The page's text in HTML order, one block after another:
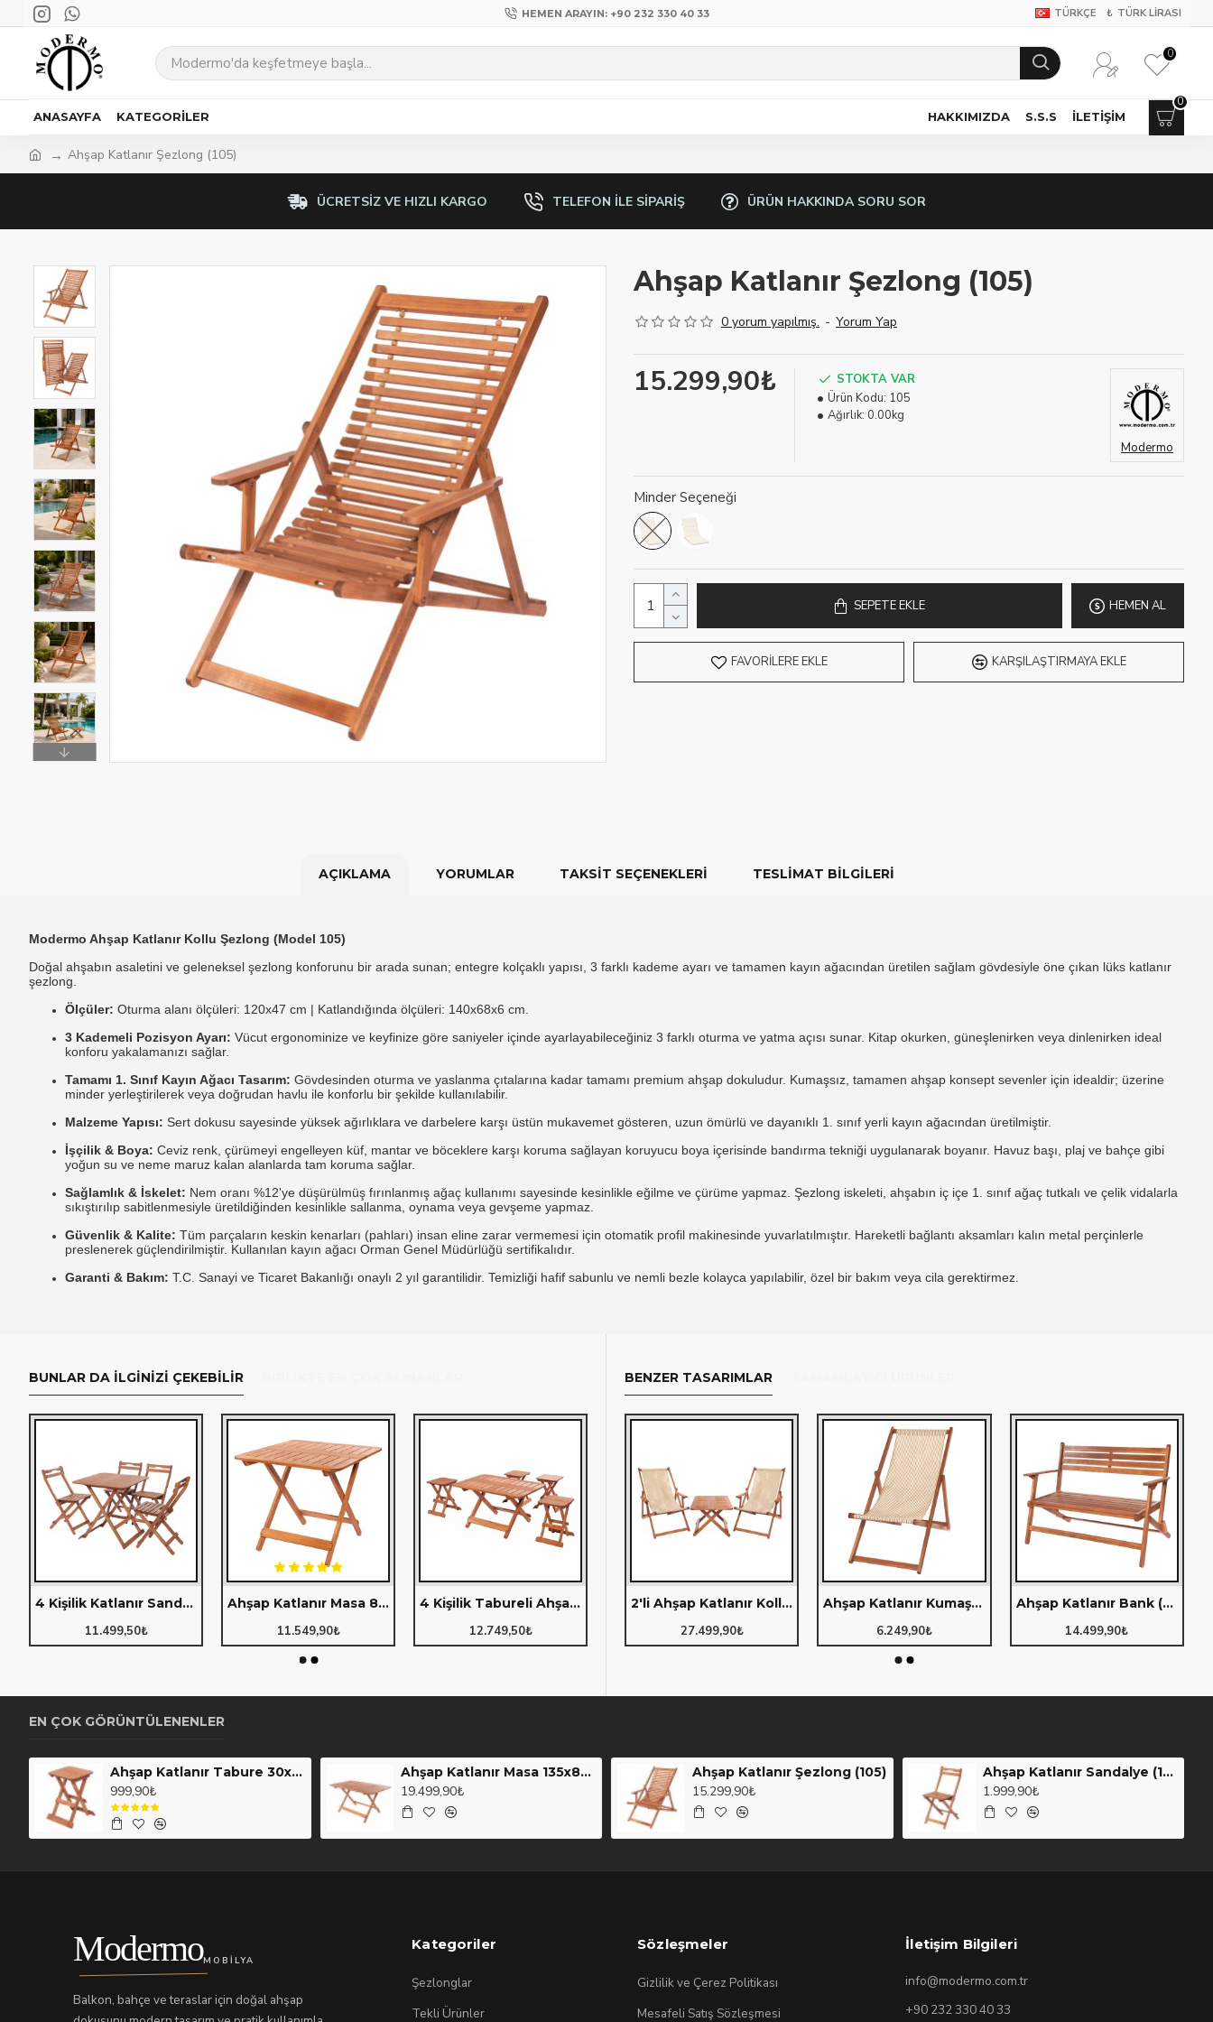
HEMEN ARAYIN: +90 232 330 40 33 TÜRKÇE ₺ TÜRK LIRASI
0
ANASAYFA KATEGORILER HAKKIMIZDA S.S.S İLETIŞIM
0
Ahşap Katlanır Şezlong (105)
ÜCRETSIZ VE HIZLI KARGO TELEFON ILE SIPARIŞ ÜRÜN HAKKINDA SORU SOR
Ahşap Katlanır Şezlong (105)
0 yorum yapılmış. - Yorum Yap
15.299,90₺
STOKTA VAR
Ürün Kodu: 105
Ağırlık: 0.00kg
Modermo
Minder Seçeneği
SEPETE EKLE HEMEN AL
FAVORILERE EKLE KARŞILAŞTIRMAYA EKLE
AÇIKLAMA YORUMLAR TAKSIT SEÇENEKLERI TESLIMAT BILGILERI
Modermo Ahşap Katlanır Kollu Şezlong (Model 105)
Doğal ahşabın asaletini ve geleneksel şezlong konforunu bir arada sunan; entegre kolçaklı yapısı, 3 farklı kademe ayarı ve tamamen kayın ağacından üretilen sağlam gövdesiyle öne çıkan lüks katlanır
şezlong.
Ölçüler: Oturma alanı ölçüleri: 120x47 cm | Katlandığında ölçüleri: 140x68x6 cm.
3 Kademeli Pozisyon Ayarı: Vücut ergonominize ve keyfinize göre saniyeler içinde ayarlayabileceğiniz 3 farklı oturma ve yatma açısı sunar. Kitap okurken, güneşlenirken veya dinlenirken ideal
konforu yakalamanızı sağlar.
Tamamı 1. Sınıf Kayın Ağacı Tasarım: Gövdesinden oturma ve yaslanma çıtalarına kadar tamamı premium ahşap dokuludur. Kumaşsız, tamamen ahşap konsept sevenler için idealdir; üzerine
minder yerleştirilerek veya doğrudan havlu ile konforlu bir şekilde kullanılabilir.
Malzeme Yapısı: Sert dokusu sayesinde yüksek ağırlıklara ve darbelere karşı üstün mukavemet gösteren, uzun ömürlü ve dayanıklı 1.
sınıf yerli kayın ağacından üretilmiştir.
İşçilik & Boya: Ceviz renk, çürümeyi engelleyen küf, mantar ve böceklere karşı koruma sağlayan koruyucu boya içerisinde bandırma tekniği uygulanarak boyanır. Havuz başı,
plaj ve bahçe gibi
yoğun su ve neme maruz kalan alanlarda tam koruma sağlar.
Sağlamlık & İskelet: Nem oranı %12'ye düşürülmüş fırınlanmış ağaç kullanımı sayesinde kesinlikle eğilme ve çürüme yapmaz. Şezlong iskeleti, ahşabın iç içe 1.
sınıf ağaç tutkalı ve çelik vidalarla
sıkıştırılıp sabitlenmesiyle üretildiğinden kesinlikle sallanma, oynama veya gevşeme yapmaz.
Güvenlik & Kalite: Tüm parçaların keskin kenarları (pahları) insan eline zarar vermemesi için otomatik profil makinesinde yuvarlatılmıştır. Hareketli bağlantı aksamları kalın metal perçinlerle
preslenerek güçlendirilmiştir. Kullanılan kayın ağacı Orman Genel Müdürlüğü sertifikalıdır.
Garanti & Bakım: T.C. Sanayi ve Ticaret Bakanlığı onaylı 2 yıl garantilidir. Temizliği hafif sabunlu ve nemli bezle kolayca yapılabilir, özel bir bakım veya cila gerektirmez.
BUNLAR DA İLGINIZI ÇEKEBILIR
4 Kişilik Katlanır Sandalyeli Oturma Grubu - 70x70 cm (Grup B)
11.499,50₺
Ahşap Katlanır Masa 80x80cm. (109)
11.549,90₺
4 Kişilik Tabureli Ahşap Orta Sehpa Seti (Grup H)
12.749,50₺
BENZER TASARIMLAR
21.249,50₺
39.349,50₺
9.374,90₺
2'li Ahşap Katlanır Kollu Kumaş Şezlong ve Orta Sehpa Seti (Grup N)
27.499,90₺
Ahşap Katlanır Kumaş Şezlong (121)
6.249,90₺
Ahşap Katlanır Bank (106)
14.499,90₺
EN ÇOK GÖRÜNTÜLENENLER
Ahşap Katlanır Tabure 30x30cm. (111)
999,90₺
Ahşap Katlanır Masa 135x80cm. (107)
19.499,90₺
Ahşap Katlanır Şezlong (105)
15.299,90₺
Ahşap Katlanır Sandalye (110)
1.999,90₺
ModermoMOBILYA
Balkon, bahçe ve teraslar için doğal ahşap
Kategoriler
Şezlonglar
Tekli Ürünler
Sözleşmeler
Gizlilik ve Çerez Politikası
Mesafeli Satış Sözleşmesi
İletişim Bilgileri
info@modermo.com.tr
+90 232 330 40 33